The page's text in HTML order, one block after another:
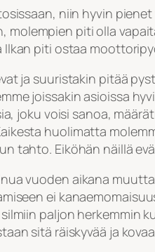
niin hyvin
molempien piti olla
Ilkan piti ostaa
ja suuristakin pitää
joissakin asioissa
joku voisi sanoa,
huolimatta
tahto. Eiköhän näillä
vuoden aikana
ei
paljon herkemmin
sitä räiskyvää ja